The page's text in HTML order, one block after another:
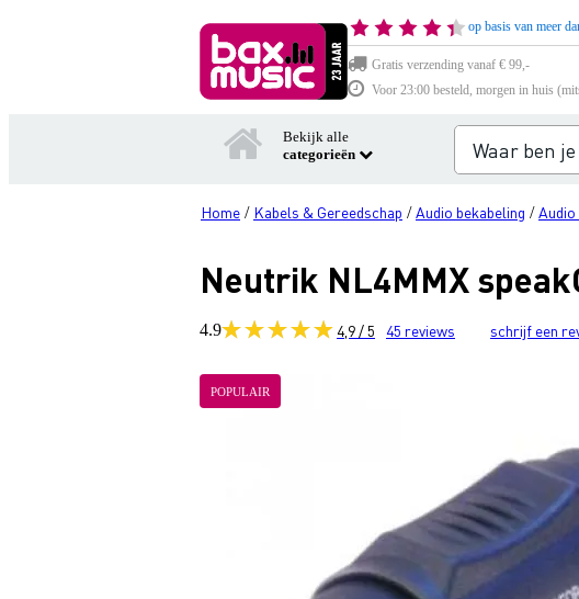
op basis van meer
Gratis verzending vanaf € 99,-
Voor 23:00 besteld, morgen in huis
Bekijk alle
categorieën
Home / Kabels & Gereedschap /Audio bekabeling /Audio
Neutrik NL4MMX
4.9 4,9 / 5 45 reviews schrijf een
POPULAIR